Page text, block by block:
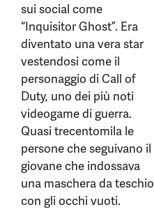
sui social come
“Inquisitor Ghost”. Era
diventato una vera star
vestendosi come il
personaggio di Call of
Duty, uno dei più noti
videogame di guerra.
Quasi trecentomila le
persone che seguivano il
giovane che indossava
una maschera da teschio
con gli occhi vuoti.